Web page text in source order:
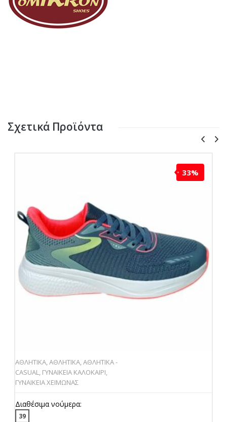
Σχετικά Προϊόντα
33%
ΑΘΛΗΤΙΚΑ,ΑΘΛΗΤΙΚΑ,ΑΘΛΗΤΙΚΑ -
CASUAL, ΓΥΝΑΙΚΕΙΑ ΚΑΛΟΚΑΙΡΙ,
ΓΥΝΑΙΚΕΙΑ ΧΕΙΜΩΝΑΣ
Διαθέσιμα νούμερα:
39